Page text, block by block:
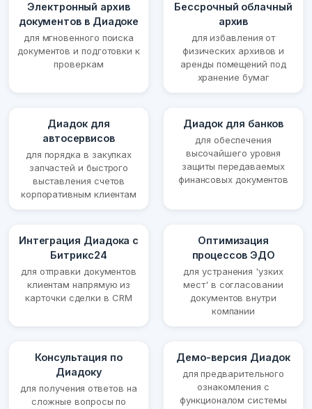
Электронный архив
документов в Диадоке
для мгновенного поиска
документов и подготовки к
проверкам
Бессрочный облачный
архив
для избавления от
физических архивов и
аренды помещений под
хранение бумаг
Диадок для
автосервисов
для порядка в закупках
запчастей и быстрого
выставления счетов
корпоративным клиентам
Диадок для банков
для обеспечения
высочайшего уровня
защиты передаваемых
финансовых документов
Интеграция Диадока с
Битрикс24
для отправки документов
клиентам напрямую из
карточки сделки в CRM
Оптимизация
процессов ЭДО
для устранения 'узких
мест' в согласовании
документов внутри
компании
Консультация по
Диадоку
для получения ответов на
сложные вопросы по
Демо-версия Диадок
для предварительного
ознакомления с
функционалом системы